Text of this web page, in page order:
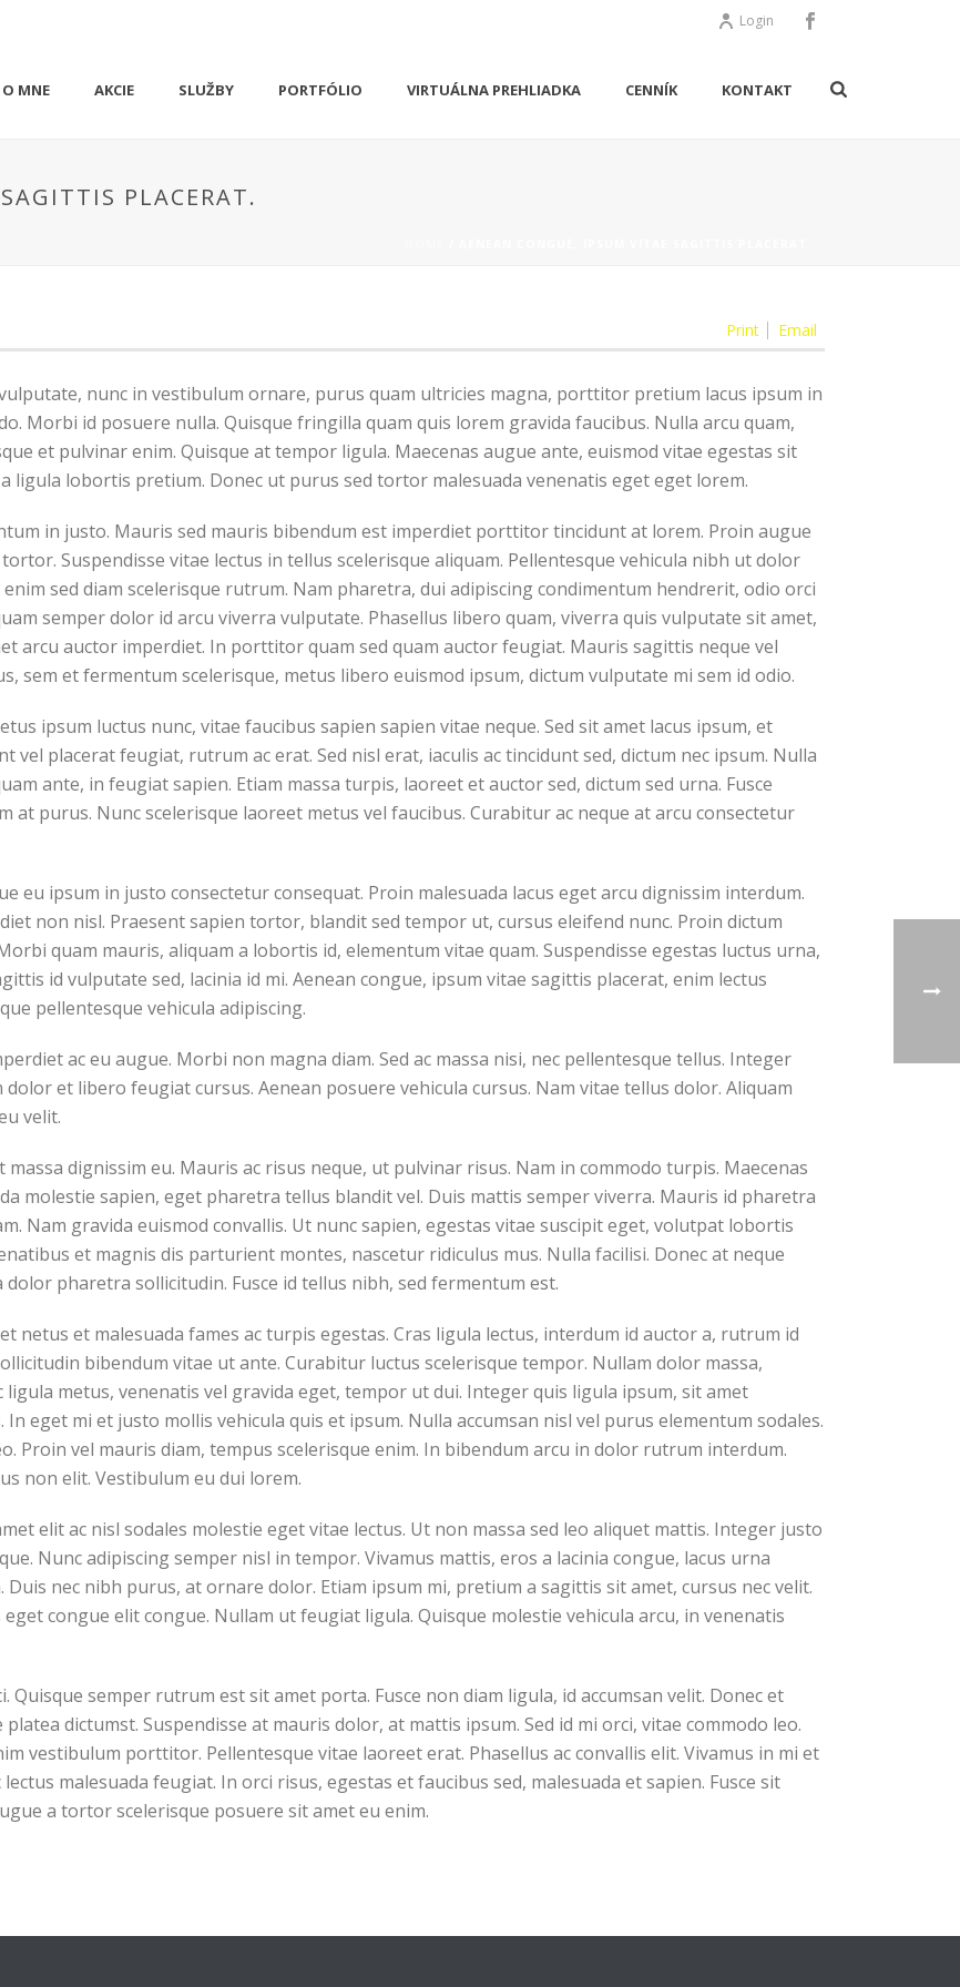
Login
O MNE AKCIE SLUŽBY PORTFÓLIO VIRTUÁLNA PREHLIADKA CENNÍK KONTAKT
PLACERAT.
Print Email
nunc in vestibulum ornare, purus quam ultricies magna, porttitor pretium lacus ipsum in
Morbi id posuere nulla. Quisque fringilla quam quis lorem gravida faucibus. Nulla arcu quam,
et pulvinar enim. Quisque at tempor ligula. Maecenas augue ante, euismod vitae egestas sit
ligula lobortis pretium. Donec ut purus sed tortor malesuada venenatis eget eget lorem.
in justo. Mauris sed mauris bibendum est imperdiet porttitor tincidunt at lorem. Proin augue
Suspendisse vitae lectus in tellus scelerisque aliquam. Pellentesque vehicula nibh ut dolor
sed diam scelerisque rutrum. Nam pharetra, dui adipiscing condimentum hendrerit, odio orci
semper dolor id arcu viverra vulputate. Phasellus libero quam, viverra quis vulputate sit amet,
arcu auctor imperdiet. In porttitor quam sed quam auctor feugiat. Mauris sagittis neque vel
sem et fermentum scelerisque, metus libero euismod ipsum, dictum vulputate mi sem id odio.
ipsum luctus nunc, vitae faucibus sapien sapien vitae neque. Sed sit amet lacus ipsum, et
vel placerat feugiat, rutrum ac erat. Sed nisl erat, iaculis ac tincidunt sed, dictum nec ipsum. Nulla
ante, in feugiat sapien. Etiam massa turpis, laoreet et auctor sed, dictum sed urna. Fusce
at purus. Nunc scelerisque laoreet metus vel faucibus. Curabitur ac neque at arcu consectetur
eu ipsum in justo consectetur consequat. Proin malesuada lacus eget arcu dignissim interdum.
non nisl. Praesent sapien tortor, blandit sed tempor ut, cursus eleifend nunc. Proin dictum
quam mauris, aliquam a lobortis id, elementum vitae quam. Suspendisse egestas luctus urna,
id vulputate sed, lacinia id mi. Aenean congue, ipsum vitae sagittis placerat, enim lectus
pellentesque vehicula adipiscing.
ac eu augue. Morbi non magna diam. Sed ac massa nisi, nec pellentesque tellus. Integer
et libero feugiat cursus. Aenean posuere vehicula cursus. Nam vitae tellus dolor. Aliquam
velit.
dignissim eu. Mauris ac risus neque, ut pulvinar risus. Nam in commodo turpis. Maecenas
molestie sapien, eget pharetra tellus blandit vel. Duis mattis semper viverra. Mauris id pharetra
Nam gravida euismod convallis. Ut nunc sapien, egestas vitae suscipit eget, volutpat lobortis
et magnis dis parturient montes, nascetur ridiculus mus. Nulla facilisi. Donec at neque
pharetra sollicitudin. Fusce id tellus nibh, sed fermentum est.
netus et malesuada fames ac turpis egestas. Cras ligula lectus, interdum id auctor a, rutrum id
bibendum vitae ut ante. Curabitur luctus scelerisque tempor. Nullam dolor massa,
ligula metus, venenatis vel gravida eget, tempor ut dui. Integer quis ligula ipsum, sit amet
eget mi et justo mollis vehicula quis et ipsum. Nulla accumsan nisl vel purus elementum sodales.
Proin vel mauris diam, tempus scelerisque enim. In bibendum arcu in dolor rutrum interdum.
non elit. Vestibulum eu dui lorem.
elit ac nisl sodales molestie eget vitae lectus. Ut non massa sed leo aliquet mattis. Integer justo
Nunc adipiscing semper nisl in tempor. Vivamus mattis, eros a lacinia congue, lacus urna
nec nibh purus, at ornare dolor. Etiam ipsum mi, pretium a sagittis sit amet, cursus nec velit.
congue elit congue. Nullam ut feugiat ligula. Quisque molestie vehicula arcu, in venenatis
semper rutrum est sit amet porta. Fusce non diam ligula, id accumsan velit. Donec et
dictumst. Suspendisse at mauris dolor, at mattis ipsum. Sed id mi orci, vitae commodo leo.
vestibulum porttitor. Pellentesque vitae laoreet erat. Phasellus ac convallis elit. Vivamus in mi et
malesuada feugiat. In orci risus, egestas et faucibus sed, malesuada et sapien. Fusce sit
a tortor scelerisque posuere sit amet eu enim.